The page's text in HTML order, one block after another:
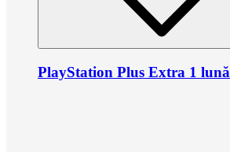
PlayStation Plus Extra 1 lună